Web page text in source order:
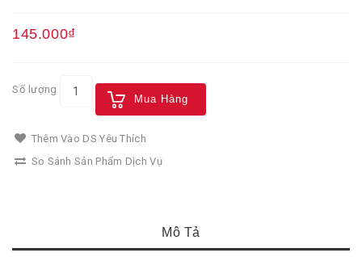
145.000₫
Số lượng
Mua Hàng
Thêm Vào DS Yêu Thích
So Sánh Sản Phẩm Dịch Vụ
Mô Tả